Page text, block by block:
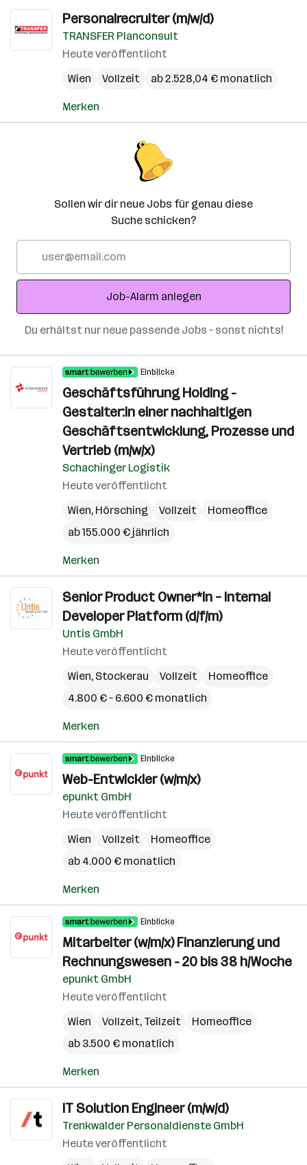
Personalrecruiter (m/w/d)
TRANSFER Planconsult
Heute veröffentlicht
Wien
Vollzeit ab 2.528,04 € monatlich
Merken
Sollen wir dir neue Jobs für genau diese
Suche schicken?
Adresse
Job-Alarm anlegen
Du erhältst nur neue passende Jobs – sonst nichts!
Einblicke
Geschäftsführung Holding -
Gestalter:in einer nachhaltigen
Geschäftsentwicklung, Prozesse und
Vertrieb (m/w/x)
Schachinger Logistik
Heute veröffentlicht
Wien, Hörsching Vollzeit
Homeoffice
ab 155.000 € jährlich
Merken
Senior Product Owner*in – Internal
Developer Platform (d/f/m)
Untis GmbH
Heute veröffentlicht
Wien, Stockerau Vollzeit
Homeoffice
4.800 € – 6.600 € monatlich
Merken
Einblicke
Web-Entwickler (w/m/x)
epunkt GmbH
Heute veröffentlicht
Wien
Vollzeit
Homeoffice
ab 4.000 € monatlich
Merken
Einblicke
Mitarbeiter (w/m/x) Finanzierung und
Rechnungswesen - 20 bis 38 h/Woche
epunkt GmbH
Heute veröffentlicht
Wien
Vollzeit, Teilzeit
Homeoffice
ab 3.500 € monatlich
Merken
IT Solution Engineer (m/w/d)
Trenkwalder Personaldienste GmbH
Heute veröffentlicht